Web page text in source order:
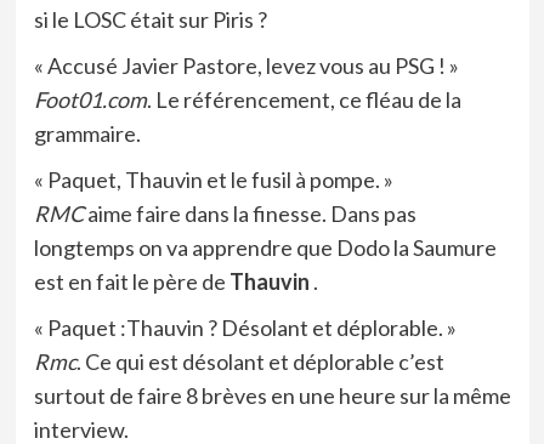
si le LOSC était sur Piris ?
« Accusé Javier Pastore, levez vous au PSG ! »
Foot01.com. Le référencement, ce fléau de la
grammaire.
« Paquet, Thauvin et le fusil à pompe. »
RMCaime faire dans la finesse. Dans pas
longtemps on va apprendre que Dodo la Saumure
est en fait le père de Thauvin .
« Paquet :Thauvin ? Désolant et déplorable. »
Rmc. Ce qui est désolant et déplorable c’est
surtout de faire 8 brèves en une heure sur la même
interview.